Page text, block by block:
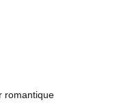
romantique